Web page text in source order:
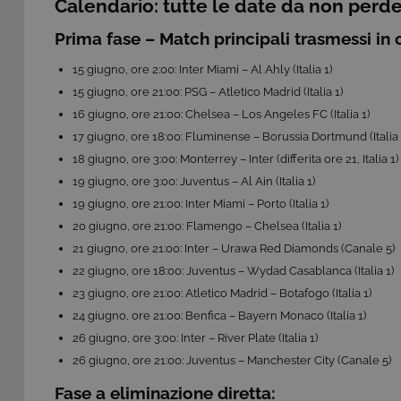
Calendario: tutte le date da non
Prima fase – Match principali trasmessi in
15 giugno, ore 2:00: Inter Miami – Al Ahly (Italia 1)
15 giugno, ore 21:00: PSG – Atletico Madrid (Italia 1)
16 giugno, ore 21:00: Chelsea – Los Angeles FC (Italia 1)
17 giugno, ore 18:00: Fluminense – Borussia Dortmund (Italia
18 giugno, ore 3:00: Monterrey – Inter (differita ore 21, Italia 1)
19 giugno, ore 3:00: Juventus – Al Ain (Italia 1)
19 giugno, ore 21:00: Inter Miami – Porto (Italia 1)
20 giugno, ore 21:00: Flamengo – Chelsea (Italia 1)
21 giugno, ore 21:00: Inter – Urawa Red Diamonds (Canale 5)
22 giugno, ore 18:00: Juventus – Wydad Casablanca (Italia 1)
23 giugno, ore 21:00: Atletico Madrid – Botafogo (Italia 1)
24 giugno, ore 21:00: Benfica – Bayern Monaco (Italia 1)
26 giugno, ore 3:00: Inter – River Plate (Italia 1)
26 giugno, ore 21:00: Juventus – Manchester City (Canale 5)
Fase a eliminazione diretta: